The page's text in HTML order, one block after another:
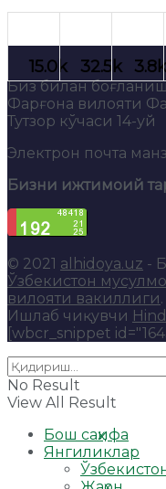
Биз билан
Фарғона вилояти
Тутзор кўчаси 14-уй
Электрон почта
Бизни ижтимоий
© 2021 alhidoya.uz -
Ўзбекистон
вилояти вакиллиги.
Ишлаб чиқувчи
[wbcr_snippet
No Result
View All Result
Бош саҳифа
Янгиликлар